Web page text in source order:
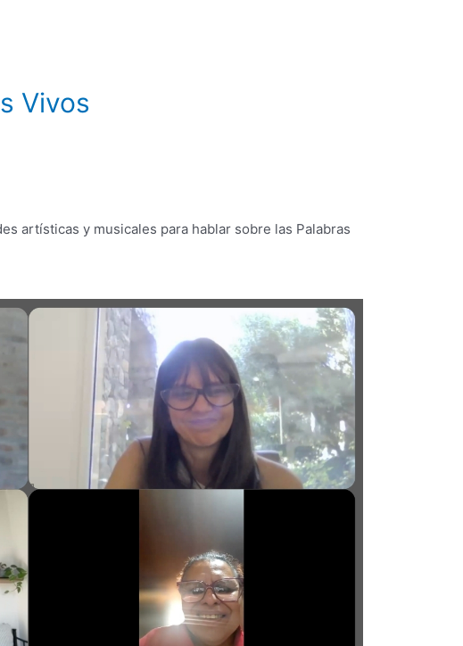
Vivos
artísticas y musicales para hablar sobre las Palabras